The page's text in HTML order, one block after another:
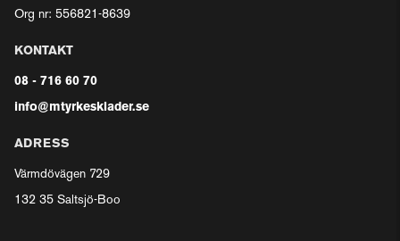
Org nr: 556821-8639
KONTAKT
08 - 716 60 70
info@mtyrkesklader.se
ADRESS
Värmdövägen 729
132 35 Saltsjö-Boo